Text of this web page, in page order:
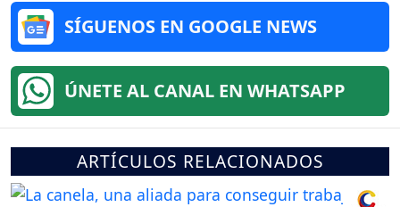
SÍGUENOS EN GOOGLE NEWS
ÚNETE AL CANAL EN WHATSAPP
ARTÍCULOS RELACIONADOS